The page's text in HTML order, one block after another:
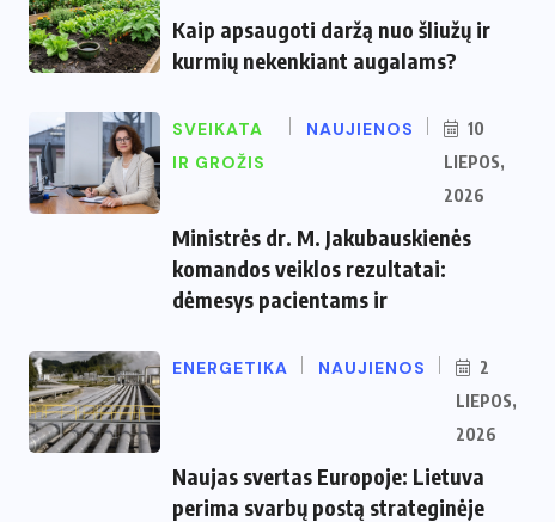
Kaip apsaugoti daržą nuo šliužų ir
kurmių nekenkiant augalams?
SVEIKATA
IR GROŽIS
NAUJIENOS
10
LIEPOS,
2026
Ministrės dr. M. Jakubauskienės
komandos veiklos rezultatai:
dėmesys pacientams ir
ENERGETIKA NAUJIENOS
2
LIEPOS,
2026
Naujas svertas Europoje: Lietuva
perima svarbų postą strateginėje